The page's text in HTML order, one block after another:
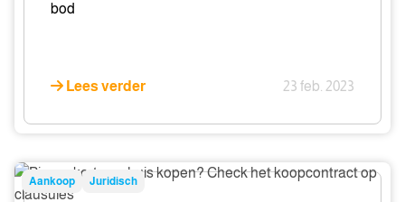
bod
Lees verder 23 feb. 2023
Binnenkort
een
Aankoop Juridisch